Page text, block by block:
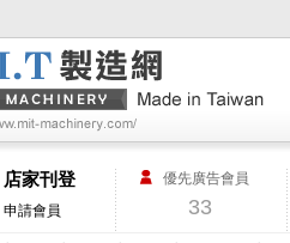
店家刊登
申請會員
優先廣告會員
33